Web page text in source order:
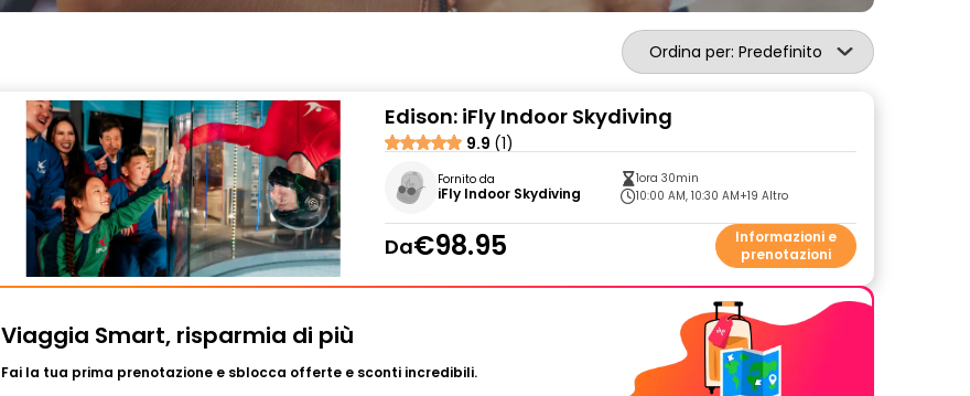
Ordina per: Predefinito
Edison: iFly Indoor Skydiving
9.9 (1)
Fornito da
iFly Indoor Skydiving
1ora 30min
10:00 AM, 10:30 AM+19 Altro
Da€98.95
Informazioni e
prenotazioni
Viaggia Smart, risparmia di più
Fai la tua prima prenotazione e sblocca offerte e sconti incredibili.